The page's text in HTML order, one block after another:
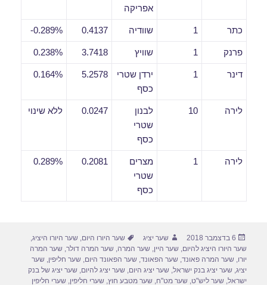
אפריקה
כתר 1 שוודיה 0.4137
0.289%-
פרנק 1 שוויץ 3.7418
0.238%
דינר 1
ירדן שטרי
כסף
5.2578
0.164%
לירה 10
לבנון
שטרי
כסף
0.0247 ללא שינוי
לירה 1
מצרים
שטרי
כסף
0.2081
0.289%
פורסם
בתאריך
6 בדצמבר 2018 מחבר
שער יציג תגיות
שער היורו היום,שער היורו היציג,
שער היורו היציג להיום,שער היין,שער המרה,שער המרה דולר,שער המרה
יורו,שער המרה פאונד,שער הפאונד,שער הפאונד היום,שער חליפין,שער
יציג,שער יציג בנק ישראל,שער יציג היום,שער יציג להיום,שער יציג של בנק
ישראל,שער ליש"ט,שער מט"ח,שער מטבע חוץ,שערי חליפין,שערי חליפין